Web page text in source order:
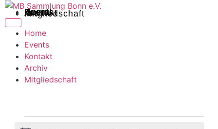
Home
Events
Kontakt
Archiv
Mitgliedschaft
Home
Events
Kontakt
Archiv
Mitgliedschaft